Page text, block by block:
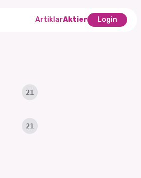
ArtiklarAktier Login
21
21